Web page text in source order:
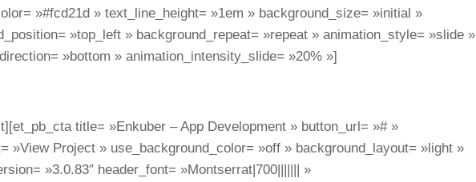
»#fcd21d » text_line_height= »1em » background_size= »initial »
»top_left » background_repeat= »repeat » animation_style= »slide »
»bottom » animation_intensity_slide= »20% »]
title= »Enkuber – App Development » button_url= »# »
»View Project » use_background_color= »off » background_layout= »light »
»3.0.83″ header_font= »Montserrat|700||||||| »